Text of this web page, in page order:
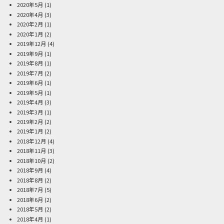
2020年5月 (1)
2020年4月 (3)
2020年2月 (1)
2020年1月 (2)
2019年12月 (4)
2019年9月 (1)
2019年8月 (1)
2019年7月 (2)
2019年6月 (1)
2019年5月 (1)
2019年4月 (3)
2019年3月 (1)
2019年2月 (2)
2019年1月 (2)
2018年12月 (4)
2018年11月 (3)
2018年10月 (2)
2018年9月 (4)
2018年8月 (2)
2018年7月 (5)
2018年6月 (2)
2018年5月 (2)
2018年4月 (1)